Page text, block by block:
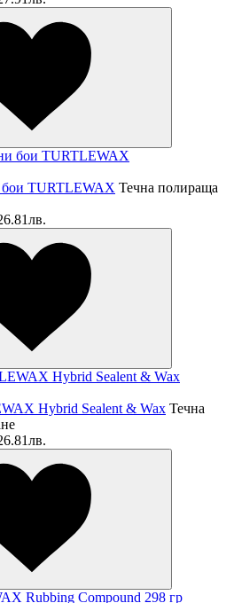
бои TURTLEWAX Течна полираща
Hybrid Sealent & Wax Течна